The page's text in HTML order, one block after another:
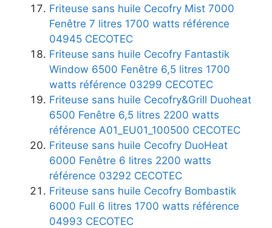
Friteuse sans huile Cecofry Mist 7000
Fenêtre 7 litres 1700 watts référence
04945 CECOTEC
Friteuse sans huile Cecofry Fantastik
Window 6500 Fenêtre 6,5 litres 1700
watts référence 03299 CECOTEC
Friteuse sans huile Cecofry&Grill Duoheat
6500 Fenêtre 6,5 litres 2200 watts
référence A01_EU01_100500 CECOTEC
Friteuse sans huile Cecofry DuoHeat
6000 Fenêtre 6 litres 2200 watts
référence 03292 CECOTEC
Friteuse sans huile Cecofry Bombastik
6000 Full 6 litres 1700 watts référence
04993 CECOTEC